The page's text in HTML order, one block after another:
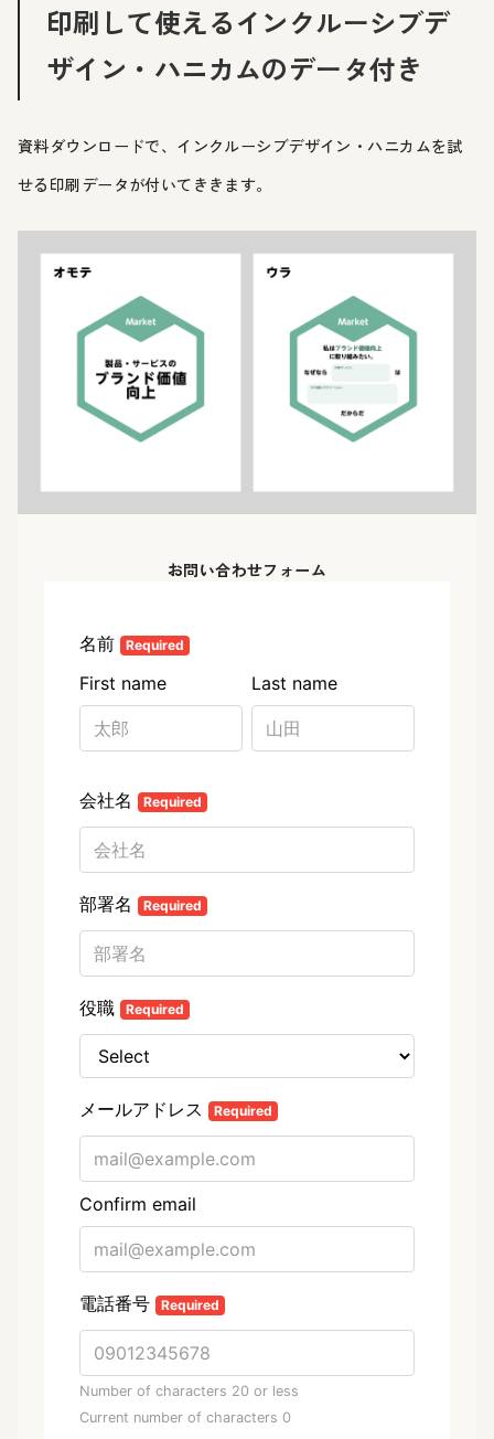
印刷して使えるインクルーシブデ
ザイン・ハニカムのデータ付き
資料ダウンロードで、インクルーシブデザイン・ハニカムを試
せる印刷データが付いてききます。
お問い合わせフォーム